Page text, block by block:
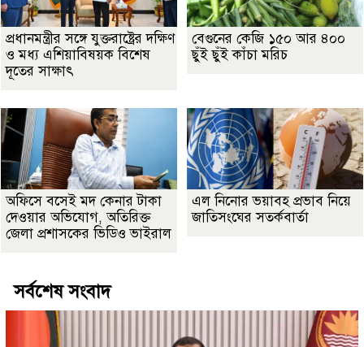
প্রধানমন্ত্রীর সঙ্গে যুক্তরাষ্ট্রের দক্ষিণ
ও মধ্য এশিয়াবিষয়ক বিশেষ
দূতের সাক্ষাৎ
বেগুনের কেজি ১৫০ আর ৪০০
ছুঁই ছুঁই কাঁচা মরিচ
অফিসে বসেই মদ কেনার টাকা
দেওয়ার অভিযোগ, অতিরিক্ত
জেলা প্রশাসকের ভিডিও ভাইরাল
এল নিনোর ভয়াবহ প্রভাব নিয়ে
জাতিসংঘের সতর্কবার্তা
সর্বশেষ সংবাদ